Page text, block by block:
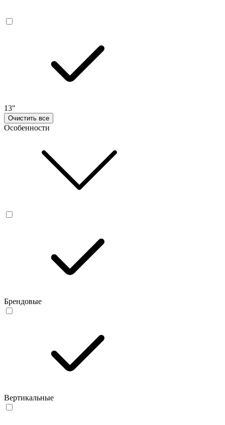
13"
Очистить все
Особенности
Брендовые
Вертикальные